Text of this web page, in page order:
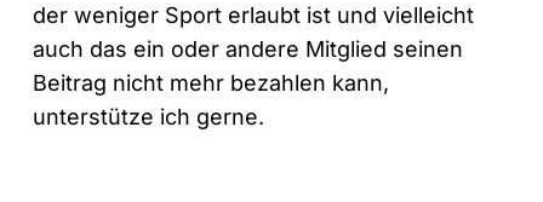
der weniger Sport erlaubt ist und vielleicht
auch das ein oder andere Mitglied seinen
Beitrag nicht mehr bezahlen kann,
unterstütze ich gerne.